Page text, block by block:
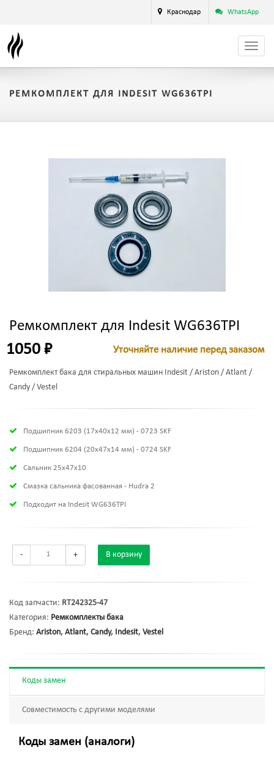
Краснодар WhatsApp
РЕМКОМПЛЕКТ ДЛЯ INDESIT WG636TPI
Ремкомплект для Indesit WG636TPI
1050 ₽ Уточняйте наличие перед заказом
Ремкомплект бака для стиральных машин Indesit / Ariston / Atlant /
Candy / Vestel
Подшипник 6203 (17х40х12 мм) - 0723 SKF
Подшипник 6204 (20х47х14 мм) - 0724 SKF
Сальник 25x47x10
Смазка сальника фасованная - Hudra 2
Подходит на Indesit WG636TPI
- + В корзину
Код запчасти: RT242325-47
Категория: Ремкомплекты бака
Бренд: Ariston, Atlant, Candy, Indesit, Vestel
Коды замен
Совместимость с другими моделями
Коды замен (аналоги)